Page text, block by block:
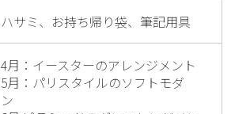
ハサミ、お持ち帰り袋、筆記用具
4月：イースターのアレンジメント
5月：パリスタイルのソフトモダ
ン